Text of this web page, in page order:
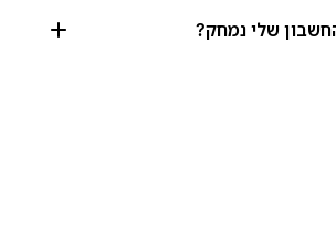
שלי נמחק?